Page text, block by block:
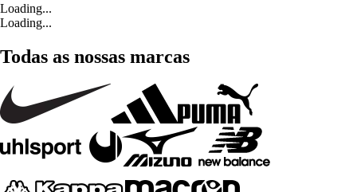
Loading...
Loading...
Todas as nossas marcas